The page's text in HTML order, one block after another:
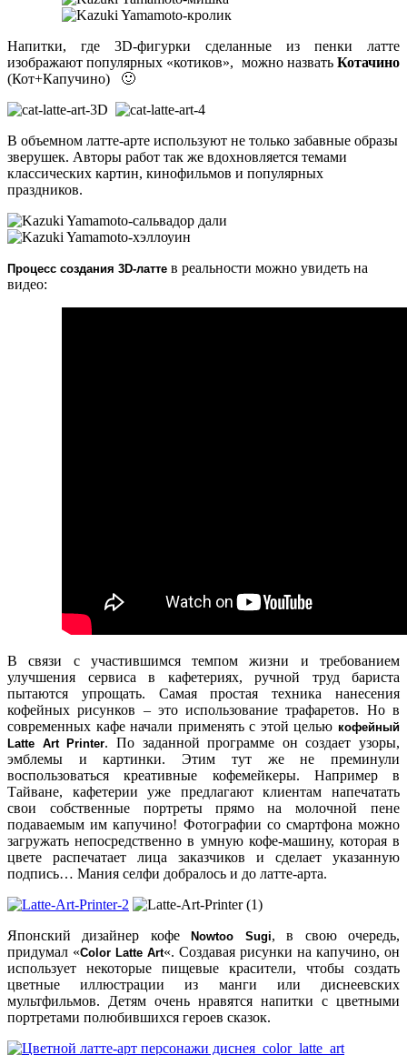
Напитки, где 3D-фигурки сделанные из пенки латте
изображают популярных «котиков», можно назвать Котачино
(Кот+Капучино) 🙂
В объемном латте-арте используют не только забавные образы
зверушек. Авторы работ так же вдохновляется темами
классических картин, кинофильмов и популярных
праздников.
Процесс создания 3D-латте в реальности можно увидеть на
видео:
В связи с участившимся темпом жизни и требованием
улучшения сервиса в кафетериях, ручной труд бариста
пытаются упрощать. Самая простая техника нанесения
кофейных рисунков – это использование трафаретов. Но в
современных кафе начали применять с этой целью кофейный
Latte Art Printer. По заданной программе он создает узоры,
эмблемы и картинки. Этим тут же не преминули
воспользоваться креативные кофемейкеры. Например в
Тайване, кафетерии уже предлагают клиентам напечатать
свои собственные портреты прямо на молочной пене
подаваемым им капучино! Фотографии со смартфона можно
загружать непосредственно в умную кофе-машину, которая в
цвете распечатает лица заказчиков и сделает указанную
подпись… Мания селфи добралось и до латте-арта.
Японский дизайнер кофеNowtoo Sugi, в свою очередь,
придумал «Color Latte Art«. Создавая рисунки на капучино, он
использует некоторые пищевые красители, чтобы создать
цветные иллюстрации из манги или диснеевских
мультфильмов. Детям очень нравятся напитки с цветными
портретами полюбившихся героев сказок.